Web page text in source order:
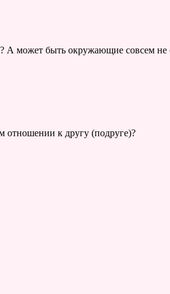
может быть окружающие совсем не
отношении к другу (подруге)?